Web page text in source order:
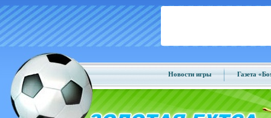
Новости игры Газета